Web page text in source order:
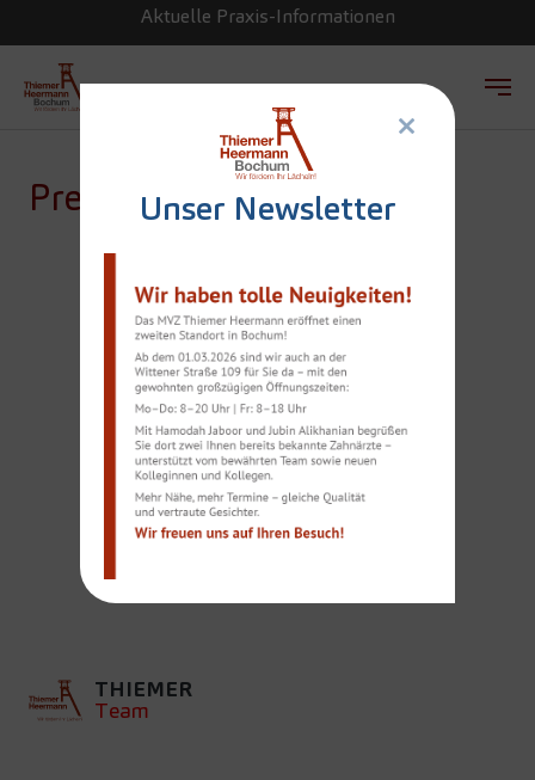
Zum Hauptinhalt springen
Aktuelle Praxis-Informationen
Unser Newsletter
×
Presse
INTERNATIONALE
STANDARDS IN DER
ZAHNMEDIZIN UND
ÄSTHETIK FÜR
PATIENTEN IN DER
REGION
THIEMER
Team